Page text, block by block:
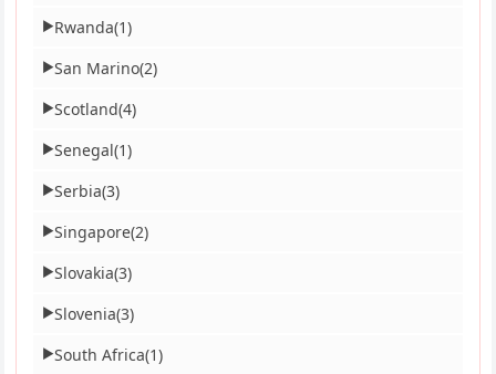
▶Rwanda(1)
▶San Marino(2)
▶Scotland(4)
▶Senegal(1)
▶Serbia(3)
▶Singapore(2)
▶Slovakia(3)
▶Slovenia(3)
▶South Africa(1)